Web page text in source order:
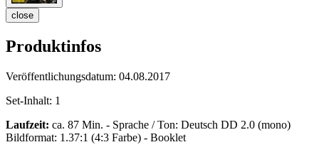
close
Produktinfos
Veröffentlichungsdatum: 04.08.2017
Set-Inhalt: 1
Laufzeit: ca. 87 Min. - Sprache / Ton: Deutsch DD 2.0 (mono)
Bildformat: 1.37:1 (4:3 Farbe) - Booklet